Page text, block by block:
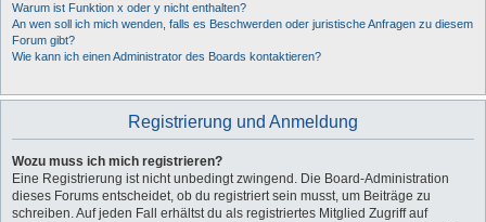
Warum ist Funktion x oder y nicht enthalten?
An wen soll ich mich wenden, falls es Beschwerden oder juristische Anfragen zu diesem
Forum gibt?
Wie kann ich einen Administrator des Boards kontaktieren?
Registrierung und Anmeldung
Wozu muss ich mich registrieren?
Eine Registrierung ist nicht unbedingt zwingend. Die Board-Administration
dieses Forums entscheidet, ob du registriert sein musst, um Beiträge zu
schreiben. Auf jeden Fall erhältst du als registriertes Mitglied Zugriff auf